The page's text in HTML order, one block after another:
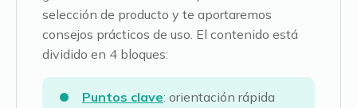
selección de producto y te aportaremos
consejos prácticos de uso. El contenido está
dividido en 4 bloques:
Puntos clave: orientación rápida